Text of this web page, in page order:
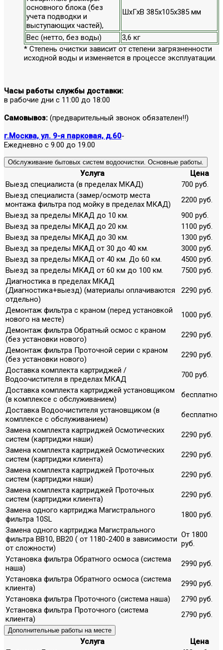
основного блока (без
учета подводки и
выступающих частей),
ШхГхВ 385x105x385 мм
Вес (нетто, без воды)
3,6 кг
* Степень очистки зависит от степени загрязненности
исходной воды и изменяется в процессе эксплуатации.
Часы работы службы доставки:
в рабочие дни с 11:00 до 18:00
Самовывоз: (предварительный звонок обязателен!!)
г.Москва, ул. 9-я парковая, д.60-
Ежедневно с 9.00 до 19.00
Обслуживание бытовых систем водоочистки. Основные работы.
Услуга
Цена
Выезд специалиста (в пределах МКАД)
700 руб.
Выезд специалиста (замер/осмотр места
монтажа фильтра под мойку в пределах МКАД)
2200 руб.
Выезд за пределы МКАД до 10 км.
900 руб.
Выезд за пределы МКАД до 20 км.
1100 руб.
Выезд за пределы МКАД до 30 км.
1300 руб.
Выезд за пределы МКАД от 30 до 40 км.
3000 руб.
Выезд за пределы МКАД от 40 км. До 60 км.
4500 руб.
Выезд за пределы МКАД от 60 км до 100 км.
7500 руб.
Диагностика в пределах МКАД
(Диагностика+выезд) (материалы оплачиваются
отдельно)
2290 руб.
Демонтаж фильтра с краном (перед установкой
нового на месте)
1000 руб.
Демонтаж фильтра Обратный осмос с краном
(без установки нового)
2290 руб.
Демонтаж фильтра Проточной серии с краном
(без установки нового)
2290 руб.
Доставка комплекта картриджей /
Водоочистителя в пределах МКАД
700 руб.
Доставка комплекта картриджей установщиком
(в комплексе с обслуживанием)
бесплатно
Доставка Водоочистителя установщиком (в
комплексе с обслуживанием)
бесплатно
Замена комплекта картриджей Осмотических
систем (картриджи наши)
2290 руб.
Замена комплекта картриджей Осмотических
систем (картриджи клиента)
2290 руб.
Замена комплекта картриджей Проточных
систем (картриджи наши)
2290 руб.
Замена комплекта картриджей Проточных
систем (картриджи клиента)
2290 руб.
Замена одного картриджа Магистрального
фильтра 10SL
1800 руб.
Замена одного картриджа Магистрального
фильтра ВВ10, ВВ20 ( от 1180-2400 в зависимости
от сложности)
От 1800
руб.
Установка фильтра Обратного осмоса (система
наша)
2990 руб.
Установка фильтра Обратного осмоса (система
клиента)
2990 руб.
Установка фильтра Проточного (система наша)
2790 руб.
Установка фильтра Проточного (система
клиента)
2790 руб.
Дополнительные работы на месте
Услуга
Цена